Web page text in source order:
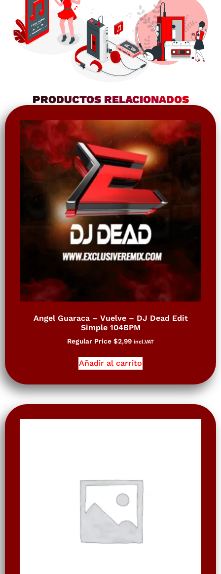
PRODUCTOS RELACIONADOS
Angel Guaraca – Vuelve – DJ Dead Edit
Simple 104BPM
Regular Price $2,99 incl.VAT
Añadir al carrito